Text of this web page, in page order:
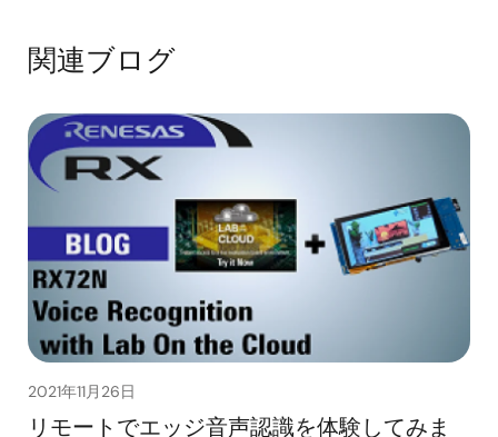
関連ブログ
2021年11月26日
リモートでエッジ音声認識を体験してみま